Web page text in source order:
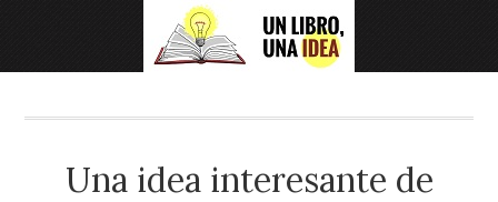
Una idea interesante de